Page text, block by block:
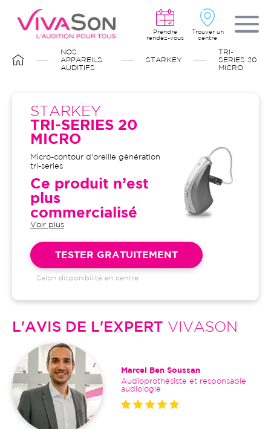
contenu
principal
Prendre
rendez-vous
Trouver un
centre
D'ARIANE
NOS
APPAREILS
AUDITIFS
STARKEY
TRI-
SERIES 20
MICRO
STARKEY
TRI-SERIES 20
MICRO
Micro-contour d'oreille génération
tri-series
Ce produit n’est
plus
commercialisé
Voir plus
inclus : bilans auditifs, adaptation
initiale, visites de contrôle, visites
de réglages, dépannages
TESTER GRATUITEMENT
Selon disponibilité en centre
L'AVIS DE L'EXPERT VIVASON
Marcel Ben Soussan
Audioprothésiste et responsable
audiologie